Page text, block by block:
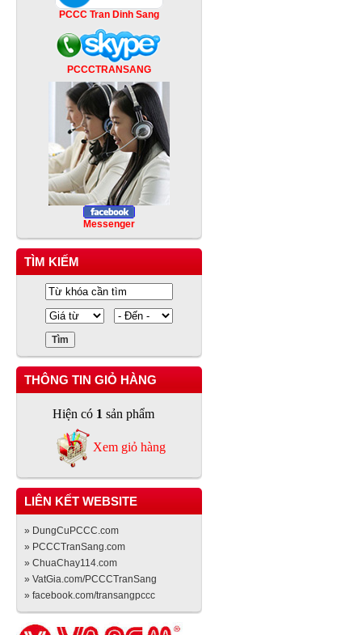
PCCC Tran Dinh Sang
PCCCTRANSANG
Messenger
TÌM KIẾM
THÔNG TIN GIỎ HÀNG
Hiện có 1 sản phẩm
Xem giỏ hàng
LIÊN KẾT WEBSITE
» DungCuPCCC.com
» PCCCTranSang.com
» ChuaChay114.com
» VatGia.com/PCCCTranSang
» facebook.com/transangpccc